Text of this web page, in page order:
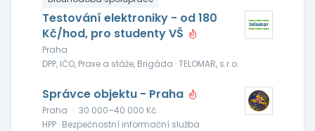
Testování elektroniky - od 180
Kč/hod, pro studenty VŠ
Praha
DPP, IČO, Praxe a stáže, Brigáda · TELOMAR, s.r.o.
Správce objektu - Praha
Praha · 30 000–40 000 Kč
HPP · Bezpečnostní informační služba